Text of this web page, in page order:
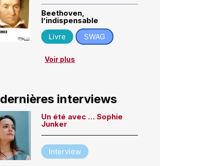
Beethoven,
l’indispensable
Livre
SWAG
Voir plus
interviews
Un été avec … Sophie
Junker
Interview